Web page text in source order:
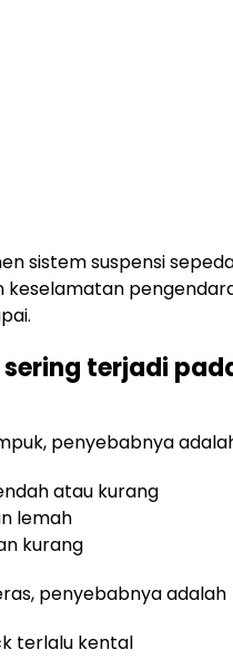
sistem suspensi
keselamatan
terjadi
penyebabnya
atau kurang
lemah
kurang
penyebabnya adalah
terlalu kental